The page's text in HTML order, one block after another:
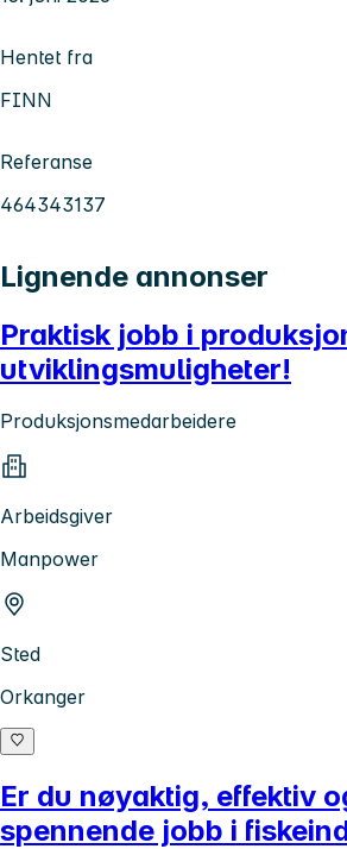
Hentet fra
FINN
Referanse
464343137
Lignende annonser
Praktisk jobb i
utviklingsmuligheter!
Produksjonsmedarbeidere
Arbeidsgiver
Manpower
Sted
Orkanger
Er du nøyaktig, effektiv
spennende jobb i